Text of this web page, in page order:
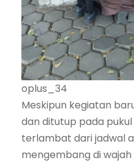
oplus_34
Meskipun kegiatan
dan ditutup pada pukul
terlambat dari jadwal
mengembang di